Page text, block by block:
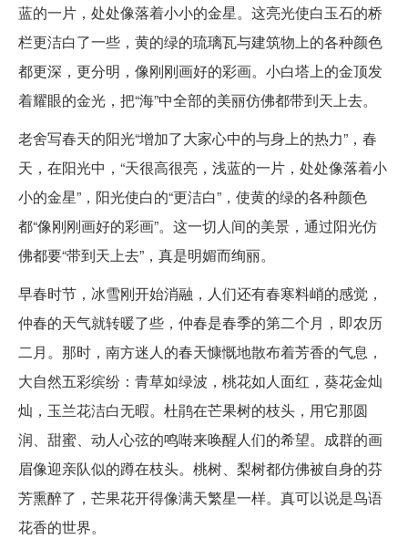
蓝的一片，处处像落着小小的金星。这亮光使白玉石的桥
栏更洁白了一些，黄的绿的琉璃瓦与建筑物上的各种颜色
都更深，更分明，像刚刚画好的彩画。小白塔上的金顶发
着耀眼的金光，把“海”中全部的美丽仿佛都带到天上去。
老舍写春天的阳光“增加了大家心中的与身上的热力”，春
天，在阳光中，“天很高很亮，浅蓝的一片，处处像落着小
小的金星”，阳光使白的“更洁白”，使黄的绿的各种颜色
都“像刚刚画好的彩画”。这一切人间的美景，通过阳光仿
佛都要“带到天上去”，真是明媚而绚丽。
早春时节，冰雪刚开始消融，人们还有春寒料峭的感觉，
仲春的天气就转暖了些，仲春是春季的第二个月，即农历
二月。那时，南方迷人的春天慷慨地散布着芳香的气息，
大自然五彩缤纷：青草如绿波，桃花如人面红，葵花金灿
灿，玉兰花洁白无暇。杜鹃在芒果树的枝头，用它那圆
润、甜蜜、动人心弦的鸣啭来唤醒人们的希望。成群的画
眉像迎亲队似的蹲在枝头。桃树、梨树都仿佛被自身的芬
芳熏醉了，芒果花开得像满天繁星一样。真可以说是鸟语
花香的世界。